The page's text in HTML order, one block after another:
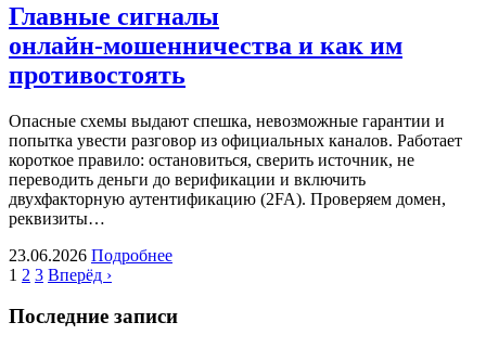
Главные сигналы
онлайн‑мошенничества и как им
противостоять
Опасные схемы выдают спешка, невозможные гарантии и
попытка увести разговор из официальных каналов. Работает
короткое правило: остановиться, сверить источник, не
переводить деньги до верификации и включить
двухфакторную аутентификацию (2FA). Проверяем домен,
реквизиты…
23.06.2026 Подробнее
1 2 3 Вперёд ›
Последние записи